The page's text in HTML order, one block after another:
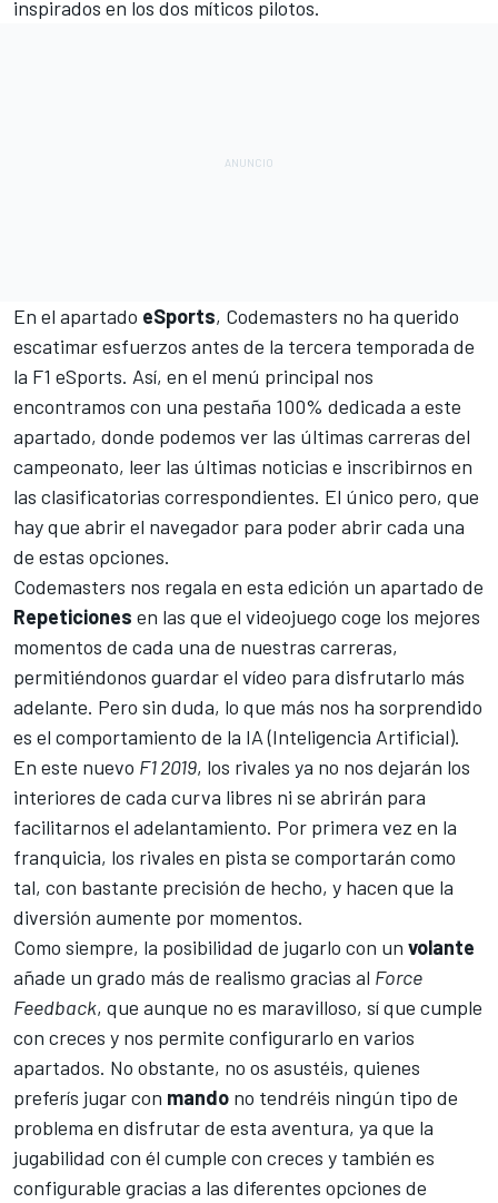
inspirados en los dos míticos pilotos.
En el apartado eSports, Codemasters no ha querido
escatimar esfuerzos antes de la tercera temporada de
la F1 eSports. Así, en el menú principal nos
encontramos con una pestaña 100% dedicada a este
apartado, donde podemos ver las últimas carreras del
campeonato, leer las últimas noticias e inscribirnos en
las clasificatorias correspondientes. El único pero, que
hay que abrir el navegador para poder abrir cada una
de estas opciones.
Codemasters nos regala en esta edición un apartado de
Repeticiones en las que el videojuego coge los mejores
momentos de cada una de nuestras carreras,
permitiéndonos guardar el vídeo para disfrutarlo más
adelante. Pero sin duda, lo que más nos ha sorprendido
es el comportamiento de la IA (Inteligencia Artificial).
En este nuevo F1 2019, los rivales ya no nos dejarán los
interiores de cada curva libres ni se abrirán para
facilitarnos el adelantamiento. Por primera vez en la
franquicia, los rivales en pista se comportarán como
tal, con bastante precisión de hecho, y hacen que la
diversión aumente por momentos.
Como siempre, la posibilidad de jugarlo con un volante
añade un grado más de realismo gracias al Force
Feedback, que aunque no es maravilloso, sí que cumple
con creces y nos permite configurarlo en varios
apartados. No obstante, no os asustéis, quienes
preferís jugar con mando no tendréis ningún tipo de
problema en disfrutar de esta aventura, ya que la
jugabilidad con él cumple con creces y también es
configurable gracias a las diferentes opciones de